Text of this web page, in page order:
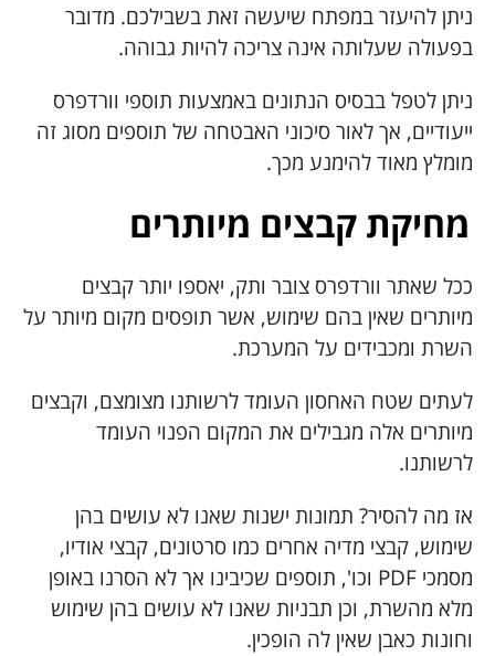
ניתן להיעזר במפתח שיעשה זאת בשבילכם. מדובר
בפעולה שעלותה אינה צריכה להיות גבוהה.
ניתן לטפל בבסיס הנתונים באמצעות תוספי וורדפרס
ייעודיים, אך לאור סיכוני האבטחה של תוספים מסוג זה
מומלץ מאוד להימנע מכך.
מחיקת קבצים מיותרים
ככל שאתר וורדפרס צובר ותק, יאספו יותר קבצים
מיותרים שאין בהם שימוש, אשר תופסים מקום מיותר על
השרת ומכבידים על המערכת.
לעתים שטח האחסון העומד לרשותנו מצומצם, וקבצים
מיותרים אלה מגבילים את המקום הפנוי העומד
לרשותנו.
אז מה להסיר? תמונות ישנות שאנו לא עושים בהן
שימוש, קבצי מדיה אחרים כמו סרטונים, קבצי אודיו,
מסמכי PDF וכו', תוספים שכיבינו אך לא הסרנו באופן
מלא מהשרת, וכן תבניות שאנו לא עושים בהן שימוש
וחונות כאבן שאין לה הופכין.